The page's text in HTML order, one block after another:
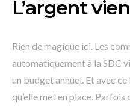
L’argent
Rien de magique ici. Les
automatiquement à la SDC
un budget annuel. Et avec
qu’elle met en place.